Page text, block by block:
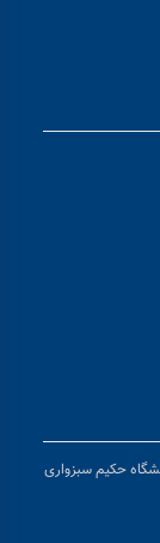
حکیم سبزواری